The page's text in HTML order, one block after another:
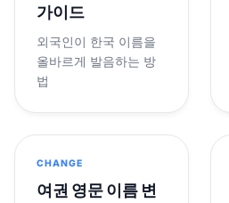
가이드
외국인이 한국 이름을
올바르게 발음하는 방
법
CHANGE
여권 영문 이름 변